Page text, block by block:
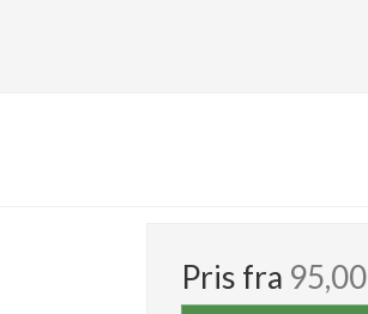
Pris fra